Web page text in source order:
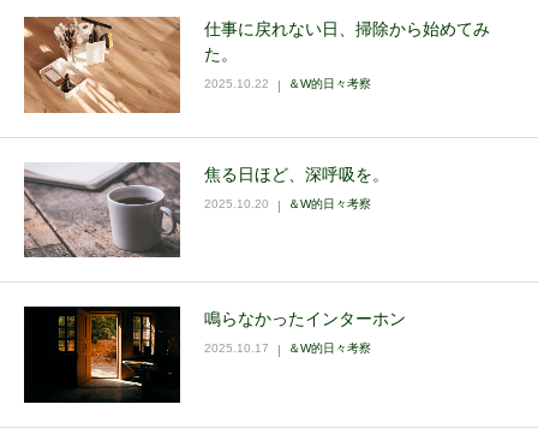
仕事に戻れない日、掃除から始めてみ
た。
2025.10.22 ＆W的日々考察
焦る日ほど、深呼吸を。
2025.10.20 ＆W的日々考察
鳴らなかったインターホン
2025.10.17 ＆W的日々考察